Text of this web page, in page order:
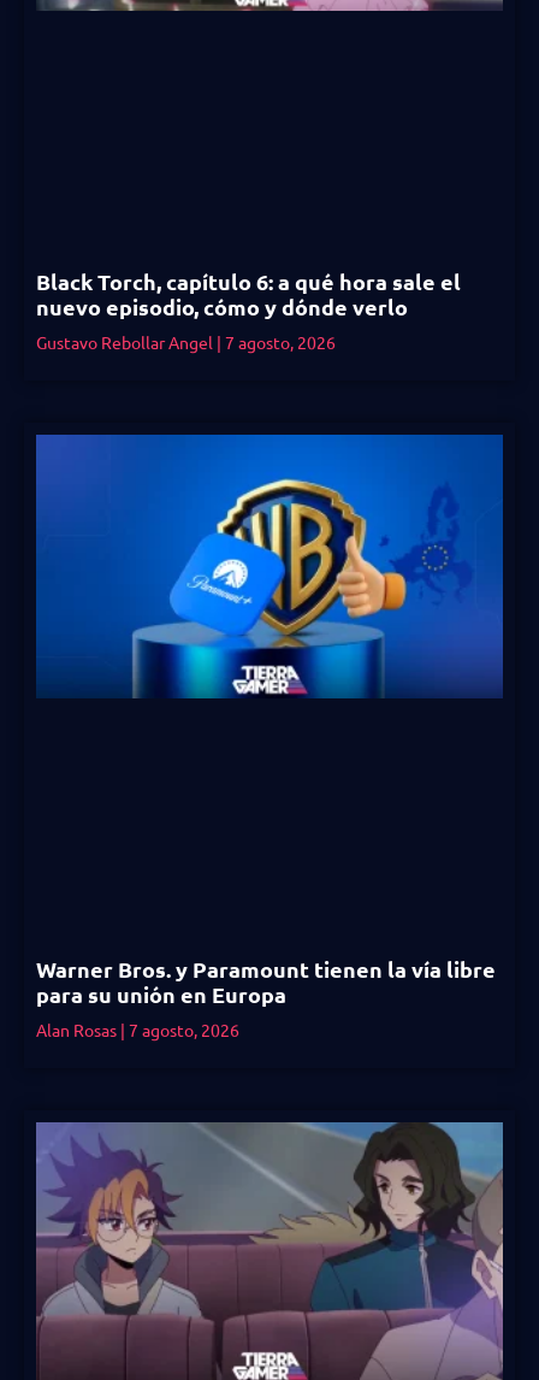
Black Torch, capítulo 6: a qué hora sale el
nuevo episodio, cómo y dónde verlo
Gustavo Rebollar Angel 7 agosto, 2026
Warner Bros. y Paramount tienen la vía libre
para su unión en Europa
Alan Rosas 7 agosto, 2026